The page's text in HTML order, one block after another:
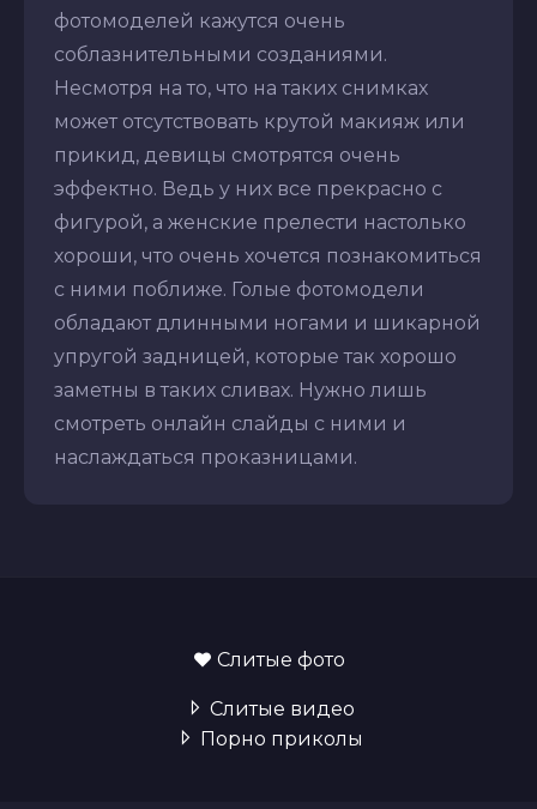
фотомоделей кажутся очень
соблазнительными созданиями.
Несмотря на то, что на таких снимках
может отсутствовать крутой макияж или
прикид, девицы смотрятся очень
эффектно. Ведь у них все прекрасно с
фигурой, а женские прелести настолько
хороши, что очень хочется познакомиться
с ними поближе. Голые фотомодели
обладают длинными ногами и шикарной
упругой задницей, которые так хорошо
заметны в таких сливах. Нужно лишь
смотреть онлайн слайды с ними и
наслаждаться проказницами.
Слитые фото
Слитые видео
Порно приколы